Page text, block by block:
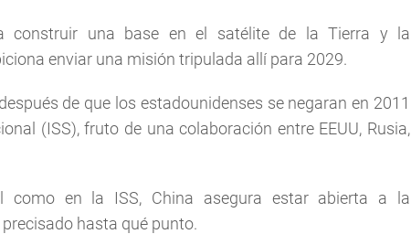
construir una base en el satélite de la Tierra y la
enviar una misión tripulada allí para 2029.
de que los estadounidenses se negaran en 2011
(ISS), fruto de una colaboración entre EEUU, Rusia,
como en la ISS, China asegura estar abierta a la
hasta qué punto.